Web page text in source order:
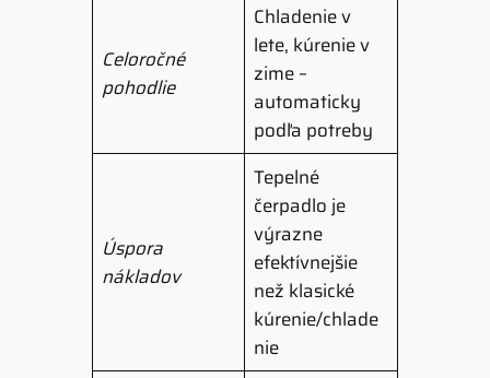
Celoročné
pohodlie
Chladenie v
lete, kúrenie v
zime –
automaticky
podľa potreby
Úspora
nákladov
Tepelné
čerpadlo je
výrazne
efektívnejšie
než klasické
kúrenie/chlade
nie